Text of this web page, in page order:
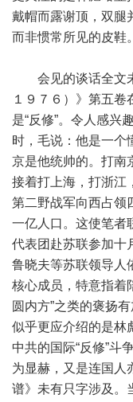
戴帽而露谢顶，双腿
而非惯常所见的皮鞋。
会见的谈话全文
１９７６）》第五
是“反修”。令人感兴
时，毛说：他是一个
京是他统帅的。打南
接着打上海，打浙江
第二野战军向西占领
一亿人口。这使笔者
代表团赴苏联参加十
鲁晓夫等苏联领导人
核心成员，特意指着
圆内方”之类的褒扬
似乎更应介绍的是林
中共的国际“反修”斗
为显赫，又是连国人
谱》未有只字涉及。